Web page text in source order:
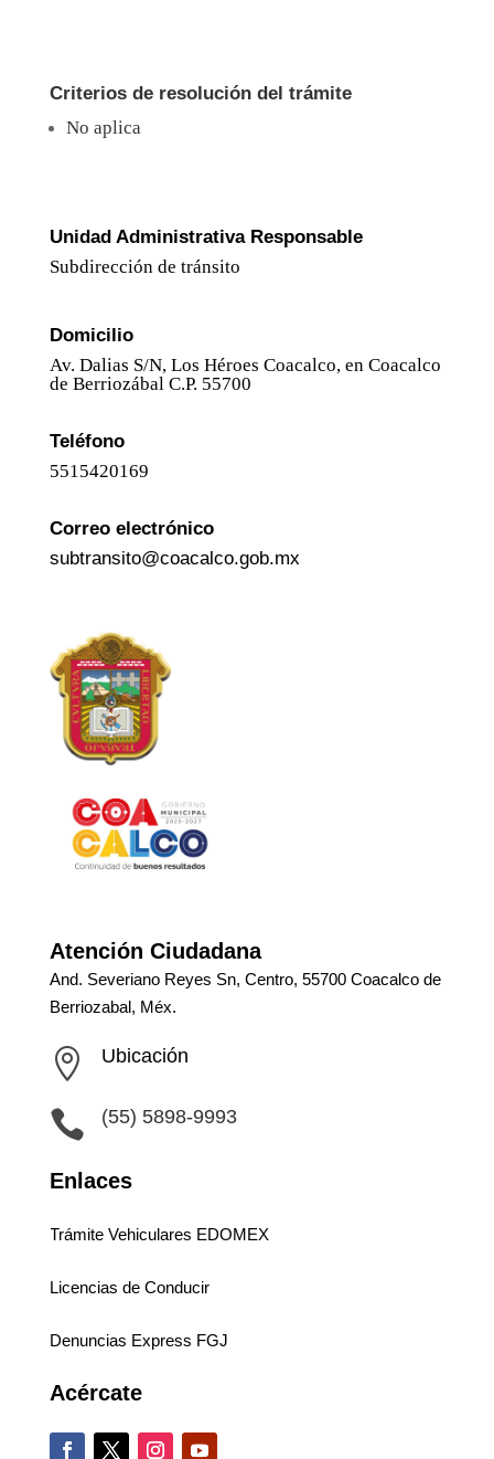
Criterios de resolución del trámite
No aplica
Unidad Administrativa Responsable
Subdirección de tránsito
Domicilio
Av. Dalias S/N, Los Héroes Coacalco, en Coacalco
de Berriozábal C.P. 55700
Teléfono
5515420169
Correo electrónico
subtransito@coacalco.gob.mx
Atención Ciudadana
And. Severiano Reyes Sn, Centro, 55700 Coacalco de
Berriozabal, Méx.
 Ubicación
 (55) 5898-9993
Enlaces
Trámite Vehiculares EDOMEX
Licencias de Conducir
Denuncias Express FGJ
Acércate